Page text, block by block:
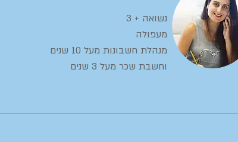
נשואה + 3
מעפולה
מנהלת חשבונות מעל 10 שנים
וחשבת שכר מעל 3 שנים